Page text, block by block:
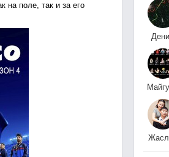
на поле, так и за его